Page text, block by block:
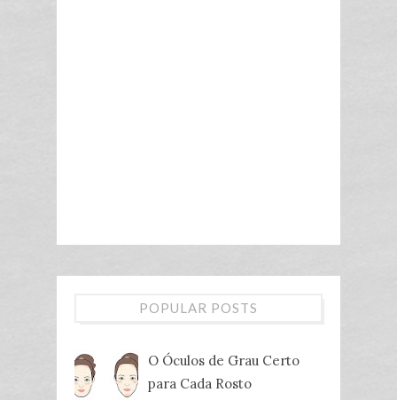
POPULAR POSTS
O Óculos de Grau Certo
para Cada Rosto